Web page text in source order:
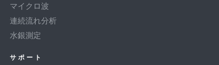
マイクロ波
連続流れ分析
水銀測定
サポート